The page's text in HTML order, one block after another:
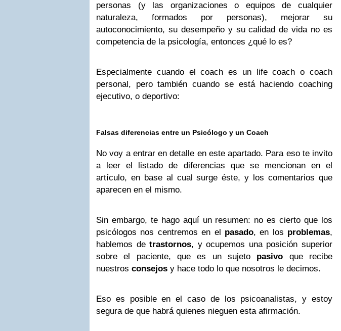
personas (y las organizaciones o equipos de cualquier
naturaleza, formados por personas), mejorar su
autoconocimiento, su desempeño y su calidad de vida no es
competencia de la psicología, entonces ¿qué lo es?
Especialmente cuando el coach es un life coach o coach
personal, pero también cuando se está haciendo coaching
ejecutivo, o deportivo:
Falsas diferencias entre un Psicólogo y un Coach
No voy a entrar en detalle en este apartado. Para eso te invito
a leer el listado de diferencias que se mencionan en el
artículo, en base al cual surge éste, y los comentarios que
aparecen en el mismo.
Sin embargo, te hago aquí un resumen: no es cierto que los
psicólogos nos centremos en el pasado, en los problemas,
hablemos detrastornos, y ocupemos una posición superior
sobre el paciente, que es un sujeto pasivo que recibe
nuestros consejos y hace todo lo que nosotros le decimos.
Eso es posible en el caso de los psicoanalistas, y estoy
segura de que habrá quienes nieguen esta afirmación.